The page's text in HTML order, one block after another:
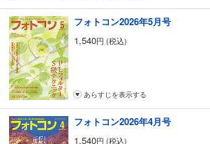
［中・上級コース マンスリーフォトコンテスト］
100 ネイチャーフォトの部
今月の審査・選評 相原正明
120 自由作品の部
今月の審査・選評 ハービー・山口
140 組写真の部
審査・選評 清水哲朗
［初級コース フォトコン・スクール］
153 自由の部
フォトコン2026年5月号
1,540円 (税込)
あらすじを表示する
フォトコン2026年4月号
1,540円 (税込)